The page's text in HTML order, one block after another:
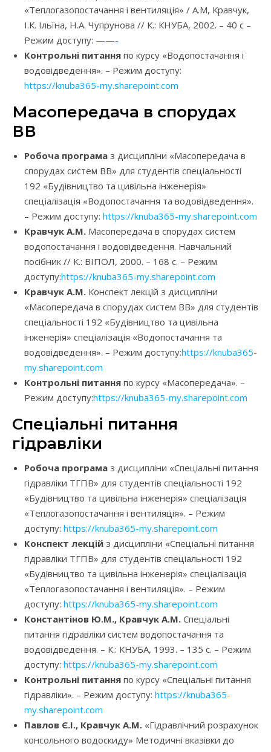
«Теплогазопостачання і вентиляція» / А.М, Кравчук,
І.К. Ільїна, Н.А. Чупрунова // К.: КНУБА, 2002. – 40 с –
Режим доступу: ——-
Контрольні питання по курсу «Водопостачання і
водовідведення». – Режим доступу:
https://knuba365-my.sharepoint.com
Масопередача в спорудах
ВВ
Робоча програма з дисципліни «Масопередача в
спорудах систем ВВ» для студентів спеціальності
192 «Будівництво та цивільна інженерія»
спеціалізація «Водопостачання та водовідведення».
– Режим доступу: https://knuba365-my.sharepoint.com
Кравчук А.М. Масопередача в спорудах систем
водопостачання і водовідведення. Навчальний
посібник // К.: ВІПОЛ, 2000. – 168 с. – Режим
доступу:https://knuba365-my.sharepoint.com
Кравчук А.М. Конспект лекцій з дисципліни
«Масопередача в спорудах систем ВВ» для студентів
спеціальності 192 «Будівництво та цивільна
інженерія» спеціалізація «Водопостачання та
водовідведення». – Режим доступу:https://knuba365-
my.sharepoint.com
Контрольні питання по курсу «Масопередача». –
Режим доступу:https://knuba365-my.sharepoint.com
Спеціальні питання
гідравліки
Робоча програма з дисципліни «Спеціальні питання
гідравліки ТГПВ» для студентів спеціальності 192
«Будівництво та цивільна інженерія» спеціалізація
«Теплогазопостачання і вентиляція». – Режим
доступу: https://knuba365-my.sharepoint.com
Конспект лекцій з дисципліни «Спеціальні питання
гідравліки ТГПВ» для студентів спеціальності 192
«Будівництво та цивільна інженерія» спеціалізація
«Теплогазопостачання і вентиляція». – Режим
доступу: https://knuba365-my.sharepoint.com
Константінов Ю.М., Кравчук А.М. Спеціальні
питання гідравліки систем водопостачання та
водовідведення. – К.: КНУБА, 1993. – 135 с. – Режим
доступу: https://knuba365-my.sharepoint.com
Контрольні питання по курсу «Спеціальні питання
гідравліки». – Режим доступу: https://knuba365-
my.sharepoint.com
Павлов Є.І., Кравчук А.М. «Гідравлічний розрахунок
консольного водоскиду» Методичні вказівки до